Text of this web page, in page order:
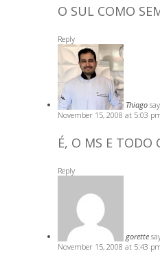
O SUL COMO
Reply
Thiago
November 15, 2008 at 5:03
É, O MS E TODO
Reply
gorette
November 15, 2008 at 5:43